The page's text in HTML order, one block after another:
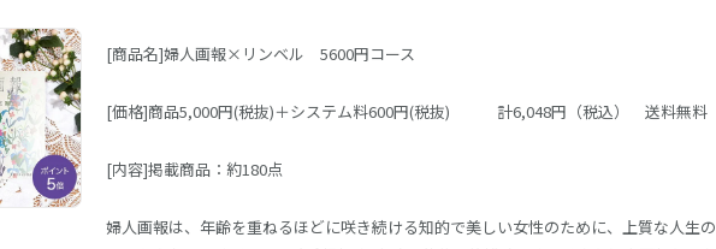
[商品名]婦人画報×リンベル 5600円コース
[価格]商品5,000円(税抜)＋システム料600円(税抜) 計6,048円（税込） 送料無料
[内容]掲載商品：約180点
婦人画報は、年齢を重ねるほどに咲き続ける知的で美しい女性のために、上質な人生の